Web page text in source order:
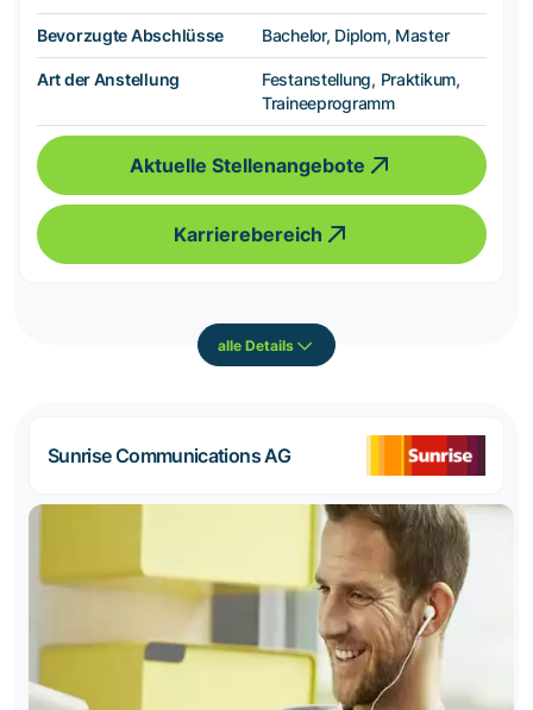
Bevorzugte Abschlüsse Bachelor, Diplom, Master
Art der Anstellung
Festanstellung, Praktikum,
Traineeprogramm
Aktuelle Stellenangebote
Karrierebereich
alle Details
Sunrise Communications AG